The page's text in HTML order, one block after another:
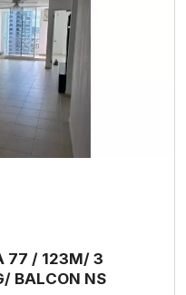
77 / 123M/ 3
BALCON NS